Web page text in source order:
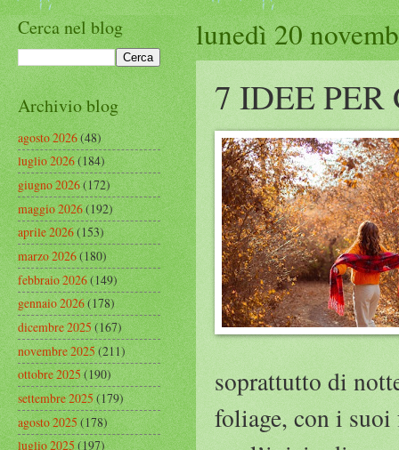
lunedì 20
7 IDEE
soprattutto di
foliage, con i
Cerca nel blog
Archivio blog
agosto 2026(48)
luglio 2026(184)
giugno 2026(172)
maggio 2026(192)
aprile 2026(153)
marzo 2026(180)
febbraio 2026(149)
gennaio 2026(178)
dicembre 2025(167)
novembre 2025(211)
ottobre 2025(190)
settembre 2025(179)
agosto 2025(178)
luglio 2025(197)